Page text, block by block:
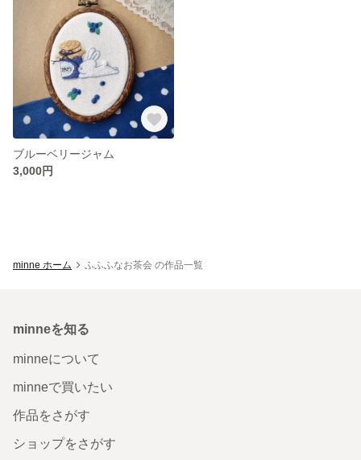
ブルーベリージャム
3,000円
minne ホーム ふふふなお茶会 の作品一覧
minneを知る
minneについて
minneで買いたい
作品をさがす
ショップをさがす